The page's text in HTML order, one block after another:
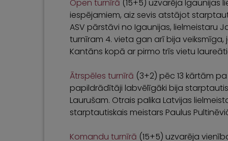
Open turnīrā (15+5) uzvarēja Igaunijas
iespējamiem, aiz sevis atstājot
ASV pārstāvi no Igaunijas, lielmeistaru
turnīram 4. vieta gan arī bija veiksmīga,
Kantāns kopā ar pirmo trīs vietu
Ātrspēles turnīrā (3+2) pēc 13 kārtām
papildrādītāji labvēlīgāki bija
Laurušam. Otrais palika Latvijas
starptautiskais meistars Paulus
Komandu turnīrā (15+5) uzvarēja